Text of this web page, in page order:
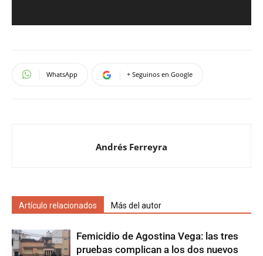
WhatsApp + Seguinos en Google
Andrés Ferreyra
Artículo relacionados Más del autor
Femicidio de Agostina Vega: las tres
pruebas complican a los dos nuevos